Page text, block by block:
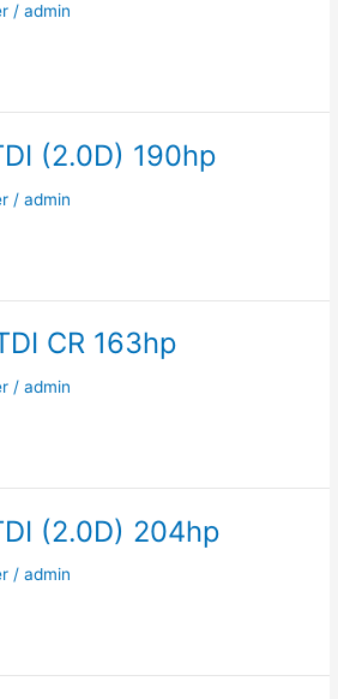
/admin
(2.0D) 190hp
/admin
CR 163hp
/admin
(2.0D) 204hp
/admin